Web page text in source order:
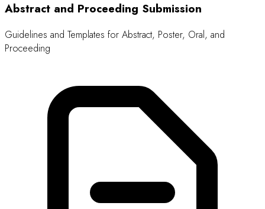
Abstract and Proceeding Submission
Guidelines and Templates for Abstract, Poster, Oral, and
Proceeding